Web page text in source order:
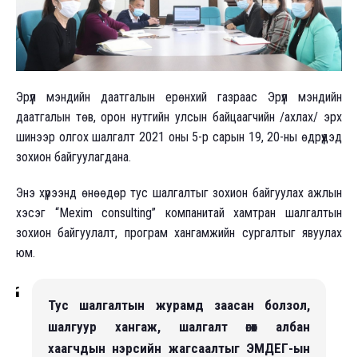
Эрүүл мэндийн даатгалын ерөнхий газраас Эрүүл мэндийн
даатгалын төв, орон нутгийн улсын байцаагчийн /ахлах/ эрх
шинээр олгох шалгалт 2021 оны 5-р сарын 19, 20-ны өдрүүдэд
зохион байгуулагдана.
Энэ хүрээнд өнөөдөр тус шалгалтыг зохион байгуулах ажлын
хэсэг “Mexim consulting” компанитай хамтран шалгалтын
зохион байгуулалт, програм хангамжийн сургалтыг явуулах
юм.
Тус шалгалтын журамд заасан болзол,
шалгуур хангаж, шалгалт өгөх албан
хаагчдын нэрсийн жагсаалтыг ЭМДЕГ-ын